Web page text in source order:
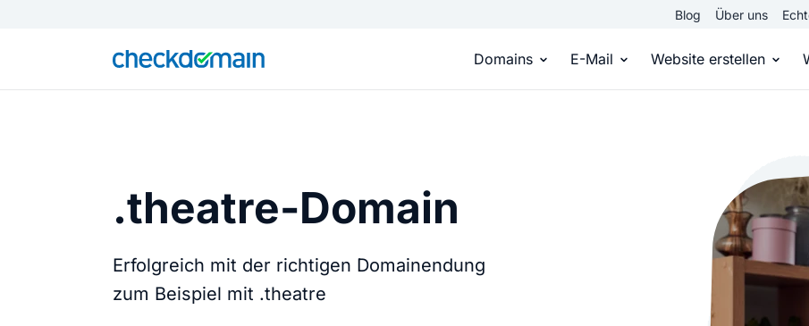
Blog Über uns
Domains
Über 950 Domain-Endungen aus aller Welt
E-Mail
E-Mail-Hosting
Zugriff auf E-Mails immer
Website erstellen
Homepage
Eigene
Online-
.theatre-Domain
Erfolgreich mit der richtigen Domainendung
zum Beispiel mit .theatre